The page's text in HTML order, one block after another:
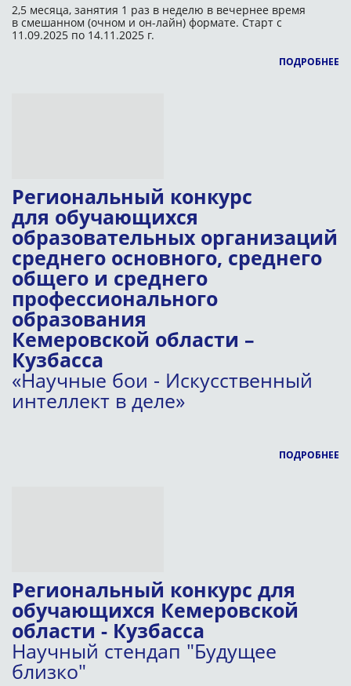
2,5 месяца, занятия 1 раз в неделю в вечернее время
в смешанном (очном и он-лайн) формате. Старт с
11.09.2025 по 14.11.2025 г.
ПОДРОБНЕЕ
Региональный конкурс
для обучающихся
образовательных организаций
среднего основного, среднего
общего и среднего
профессионального
образования
Кемеровской области –
Кузбасса
«Научные бои - Искусственный
интеллект в деле»
ПОДРОБНЕЕ
Региональный конкурс для
обучающихся Кемеровской
области - Кузбасса
Научный стендап "Будущее
близко"